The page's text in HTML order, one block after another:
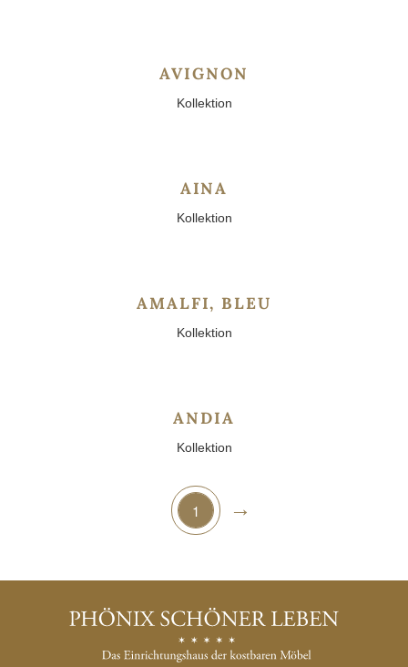
AVIGNON
Kollektion
AINA
Kollektion
AMALFI, BLEU
Kollektion
ANDIA
Kollektion
1 →